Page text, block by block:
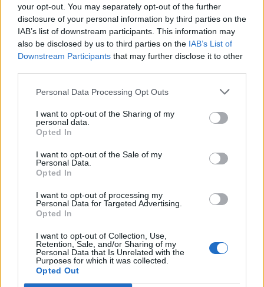
your opt-out. You may separately opt-out of the further
disclosure of your personal information by third parties on the
IAB’s list of downstream participants. This information may
also be disclosed by us to third parties on the IAB’s List of
Downstream Participants that may further disclose it to other
Personal Data Processing Opt Outs
I want to opt-out of the Sharing of my
personal data.
Opted In
I want to opt-out of the Sale of my
Personal Data.
Opted In
I want to opt-out of processing my
Personal Data for Targeted Advertising.
Opted In
I want to opt-out of Collection, Use,
Retention, Sale, and/or Sharing of my
Personal Data that Is Unrelated with the
Purposes for which it was collected.
Opted Out
Isos, ritrova la sua vocazione più autentica e celebra
ottant’anni di storia.
Appuntamento giovedì 26 marzo alle ore 20.00 presso il
ristorante Babette di Albenga.Costo a persona50 euro
vini inclusi.
Leggi anche:
Sagra delle Fettuccine ai Funghi Porcini: a
Casaprota il gusto autentico della Sabina